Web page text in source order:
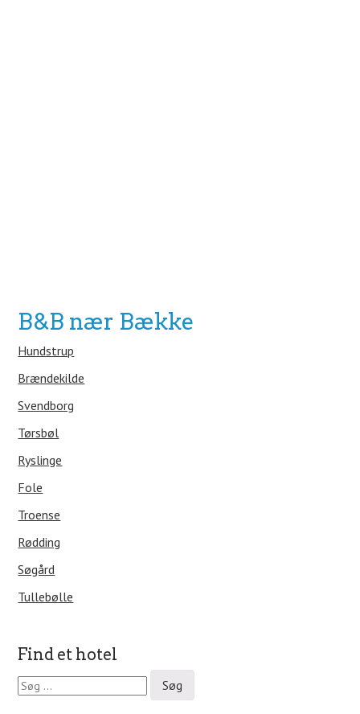
B&B nær Bække
Hundstrup
Brændekilde
Svendborg
Tørsbøl
Ryslinge
Fole
Troense
Rødding
Søgård
Tullebølle
Find et hotel
S
ø